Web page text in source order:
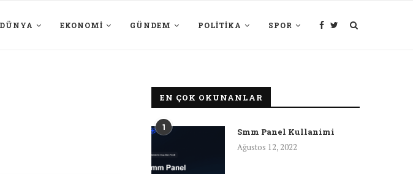
DÜNYA EKONOMI GÜNDEM POLITIKA SPOR
EN ÇOK OKUNANLAR
1
Smm Panel Kullanimi
Ağustos 12, 2022